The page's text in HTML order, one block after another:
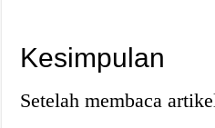
Kesimpulan
Setelah membaca